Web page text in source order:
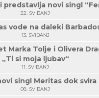
predstavlja novi singl
22. SVIBANJ
vode na daleki
13. SVIBANJ
Marka Tolje i Olivera
„Ti si moja ljubav“
11. SVIBANJ
singl Meritas dok svira
08. SVIBANJ